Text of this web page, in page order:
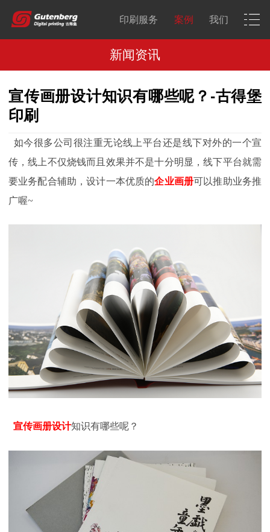
印刷服务 案例 我们
新闻资讯
宣传画册设计知识有哪些呢？-古得堡
印刷
如今很多公司很注重无论线上平台还是线下对外的一个宣
传，线上不仅烧钱而且效果并不是十分明显，线下平台就需
要业务配合辅助，设计一本优质的企业画册可以推助业务推
广喔~
宣传画册设计知识有哪些呢？